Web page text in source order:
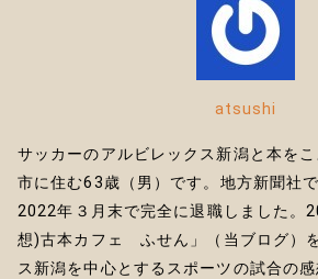
atsushi
サッカーのアルビレックス新潟と本を
市に住む63歳（男）です。地方新聞社
2022年３月末で完全に退職しました。
想)古本カフェ ふせん」（当ブログ）
ス新潟を中心とするスポーツの試合の